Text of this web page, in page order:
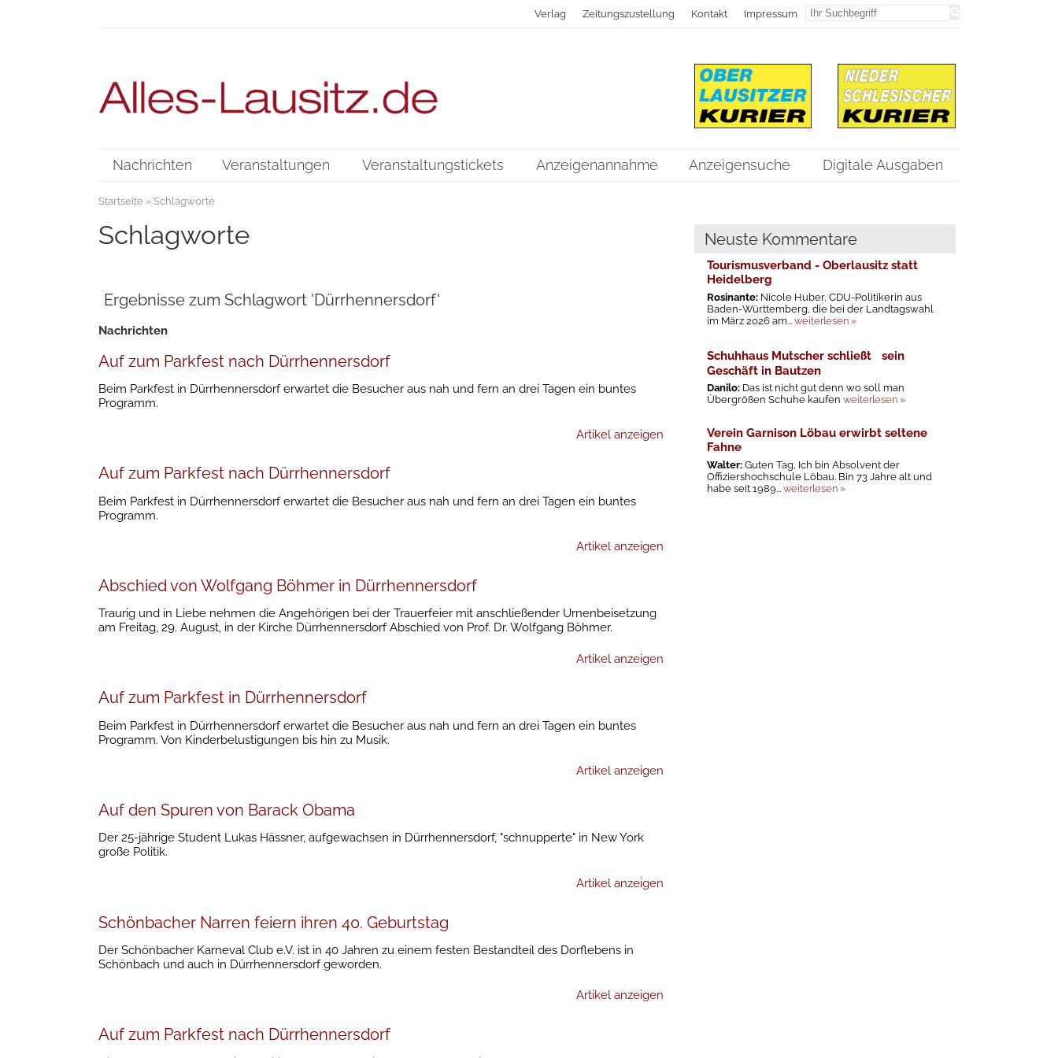
Verlag Zeitungszustellung Kontakt Impressum
Nachrichten Veranstaltungen Veranstaltungstickets Anzeigenannahme Anzeigensuche Digitale Ausgaben
Startseite» Schlagworte
Schlagworte
Ergebnisse zum Schlagwort 'Dürrhennersdorf'
Nachrichten
Auf zum Parkfest nach Dürrhennersdorf
Beim Parkfest in Dürrhennersdorf erwartet die Besucher aus nah und fern an drei Tagen ein buntes
Programm.
Artikel anzeigen
Auf zum Parkfest nach Dürrhennersdorf
Beim Parkfest in Dürrhennersdorf erwartet die Besucher aus nah und fern an drei Tagen ein buntes
Programm.
Artikel anzeigen
Abschied von Wolfgang Böhmer in Dürrhennersdorf
Traurig und in Liebe nehmen die Angehörigen bei der Trauerfeier mit anschließender Urnenbeisetzung
am Freitag, 29. August, in der Kirche Dürrhennersdorf Abschied von Prof. Dr. Wolfgang Böhmer.
Artikel anzeigen
Auf zum Parkfest in Dürrhennersdorf
Beim Parkfest in Dürrhennersdorf erwartet die Besucher aus nah und fern an drei Tagen ein buntes
Programm. Von Kinderbelustigungen bis hin zu Musik.
Artikel anzeigen
Auf den Spuren von Barack Obama
Der 25-jährige Student Lukas Hässner, aufgewachsen in Dürrhennersdorf, "schnupperte" in New York
große Politik.
Artikel anzeigen
Schönbacher Narren feiern ihren 40. Geburtstag
Der Schönbacher Karneval Club e.V. ist in 40 Jahren zu einem festen Bestandteil des Dorflebens in
Schönbach und auch in Dürrhennersdorf geworden.
Artikel anzeigen
Auf zum Parkfest nach Dürrhennersdorf
Neuste Kommentare
Tourismusverband - Oberlausitz statt
Heidelberg
Rosinante: Nicole Huber, CDU-Politikerin aus
Baden-Württemberg, die bei der Landtagswahl
im März 2026 am...weiterlesen »
Schuhhaus Mutscher schließt sein
Geschäft in Bautzen
Danilo: Das ist nicht gut denn wo soll man
Übergrößen Schuhe kaufenweiterlesen »
Verein Garnison Löbau erwirbt seltene
Fahne
Walter:Guten Tag, Ich bin Absolvent der
Offiziershochschule Löbau. Bin 73 Jahre alt und
habe seit 1989...weiterlesen »